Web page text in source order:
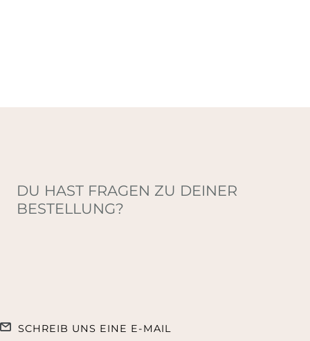
DU HAST FRAGEN ZU DEINER
BESTELLUNG?
SCHREIB UNS EINE E-MAIL